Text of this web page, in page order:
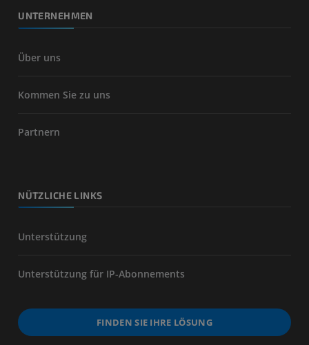
UNTERNEHMEN
Über uns
Kommen Sie zu uns
Partnern
NÜTZLICHE LINKS
Unterstützung
Unterstützung für IP-Abonnements
FINDEN SIE IHRE LÖSUNG